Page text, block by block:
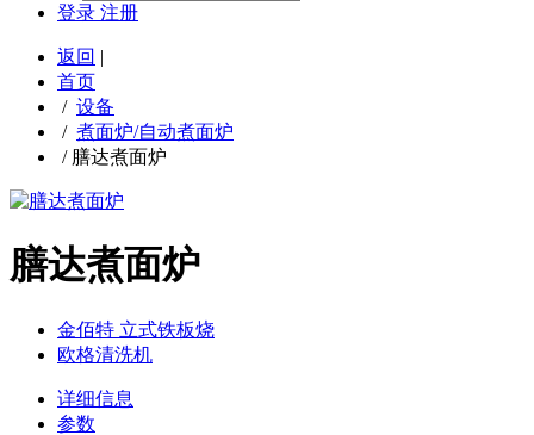
登录 注册
返回 |
首页
/ 设备
/ 煮面炉/自动煮面炉
/ 膳达煮面炉
膳达煮面炉
金佰特 立式铁板烧
欧格清洗机
详细信息
参数